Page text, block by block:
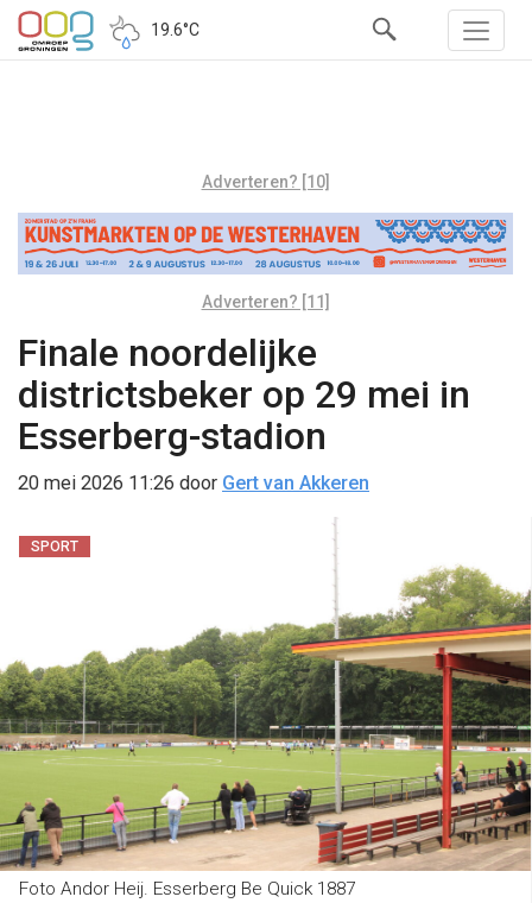
19.6°C
Adverteren? [10]
Adverteren? [11]
Finale noordelijke
districtsbeker op 29 mei in
Esserberg-stadion
20 mei 2026 11:26 door Gert van Akkeren
SPORT
Foto Andor Heij. Esserberg Be Quick 1887